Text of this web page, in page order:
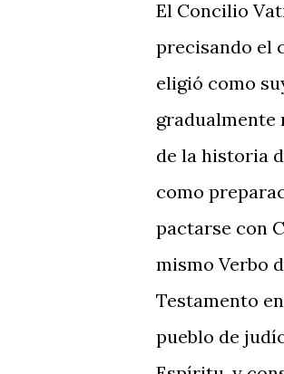
El Concilio
precisando el
eligió como
gradualmente
de la historia
como
pactarse con
mismo Verbo
Testamento
pueblo de